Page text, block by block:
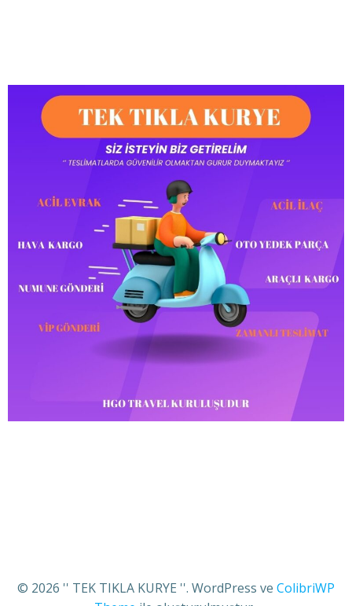
© 2026 '' TEK TIKLA KURYE ''. WordPress ve ColibriWP